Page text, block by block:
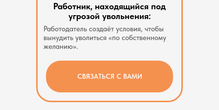
Работодатель создаёт условия, чтобы
вынудить уволиться «по собственному
желанию».
Работник, находящийся под
угрозой увольнения:
СВЯЗАТЬСЯ С ВАМИ